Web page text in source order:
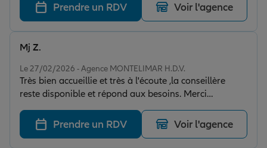
Prendre un RDV Voir l'agence
Le 27/02/2026 - Agence MONTELIMAR H.D.V.
Très bien accueillie et très à l'écoute ,la conseillère
reste disponible et répond aux besoins. Merci
beaucoup pour votre disponibilité.
Mj Z.
Prendre un RDV Voir l'agence